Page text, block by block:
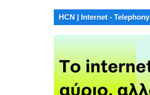
HCN | Internet - Telephony